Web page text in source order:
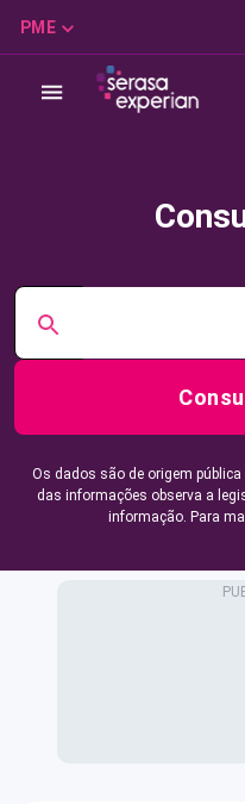
PME
Os dados são de origem
das informações observa a
informação. Para